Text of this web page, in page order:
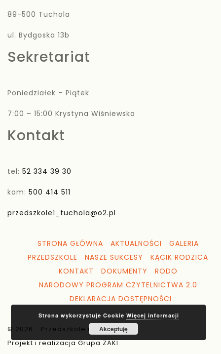
89-500 Tuchola
ul. Bydgoska 13b
Sekretariat
Poniedziałek – Piątek
7:00 – 15:00 Krystyna Wiśniewska
Kontakt
tel: 52 334 39 30
kom: 500 414 511
przedszkole1_tuchola@o2.pl
STRONA GŁÓWNA AKTUALNOŚCI
GALERIA
PRZEDSZKOLE
NASZE SUKCESY
KĄCIK RODZICA
KONTAKT
DOKUMENTY
RODO
NARODOWY PROGRAM CZYTELNICTWA 2.0
DEKLARACJA DOSTĘPNOŚCI
© 2026 - Przedszkole nr 1 Tuchola
Projekt i realizacja Grupa ZAKI
Strona wykorzystuje Cookie Więcej informacji
Akceptuję